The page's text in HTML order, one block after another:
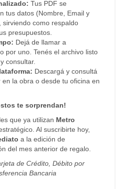
Tus PDF se
tus datos (Nombre, Email y
sirviendo como respaldo
presupuestos.
Dejá de llamar a
por uno. Tenés el archivo listo
consultar.
Descargá y consultá
la obra o desde tu oficina en
te sorprendan!
que ya utilizan Metro
Al suscribirte hoy,
a la edición de
del mes anterior de regalo.
de Crédito, Débito por
Bancaria